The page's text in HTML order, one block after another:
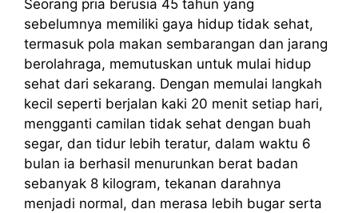
Seorang pria berusia 45 tahun yang
sebelumnya memiliki gaya hidup tidak sehat,
termasuk pola makan sembarangan dan jarang
berolahraga, memutuskan untuk mulai hidup
sehat dari sekarang. Dengan memulai langkah
kecil seperti berjalan kaki 20 menit setiap hari,
mengganti camilan tidak sehat dengan buah
segar, dan tidur lebih teratur, dalam waktu 6
bulan ia berhasil menurunkan berat badan
sebanyak 8 kilogram, tekanan darahnya
menjadi normal, dan merasa lebih bugar serta